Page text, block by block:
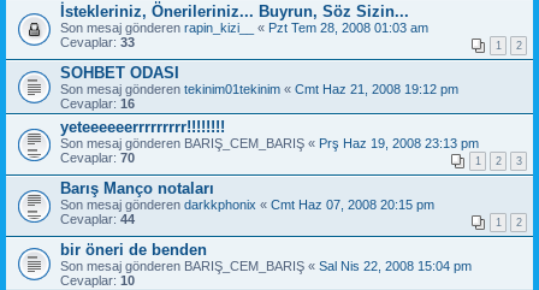
İstekleriniz, Önerileriniz... Buyrun, Söz Sizin...
Son mesaj gönderen rapin_kizi__ « Pzt Tem 28, 2008 01:03 am
Cevaplar: 33 1 2
SOHBET ODASI
Son mesaj gönderen tekinim01tekinim « Cmt Haz 21, 2008 19:12 pm
Cevaplar: 16
yeteeeeeerrrrrrrrr!!!!!!!!
Son mesaj gönderen BARIŞ_CEM_BARIŞ « Prş Haz 19, 2008 23:13 pm
Cevaplar: 70 1 2 3
Barış Manço notaları
Son mesaj gönderen darkkphonix « Cmt Haz 07, 2008 20:15 pm
Cevaplar: 44 1 2
bir öneri de benden
Son mesaj gönderen BARIŞ_CEM_BARIŞ « Sal Nis 22, 2008 15:04 pm
Cevaplar: 10